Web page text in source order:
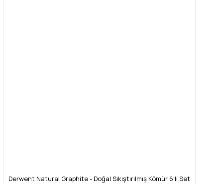
Derwent Natural Graphite - Doğal Sıkıştırılmış Kömür 6'lı Set